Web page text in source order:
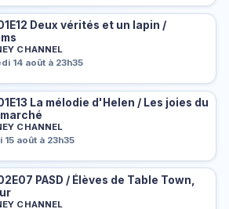
Deux vérités et un lapin /
CHANNEL
14 août à 23h35
La mélodie d'Helen / Les joies du
CHANNEL
15 août à 23h35
PASD / Élèves de Table Town,
CHANNEL